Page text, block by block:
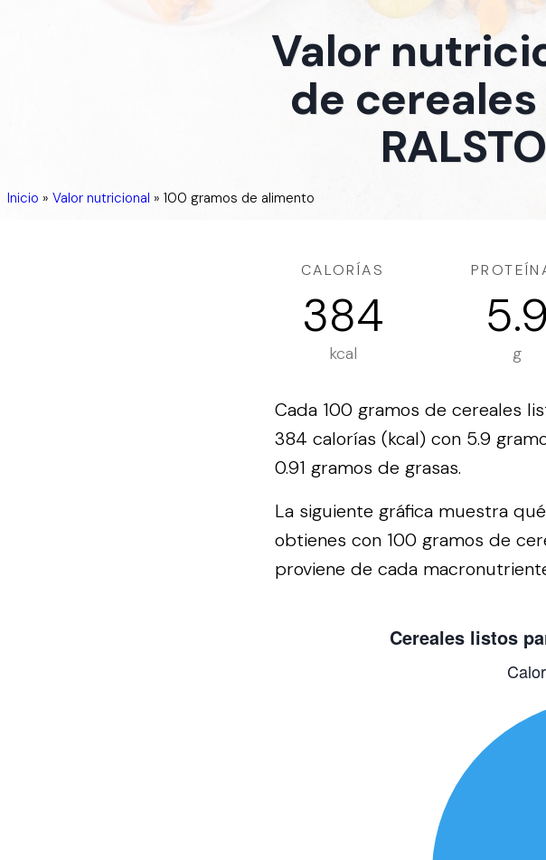
Valor
de
Inicio » Valor nutricional » 100 gramos de alimento
CALORÍAS
384
kcal
5.9
g
Cada 100 gramos de cereales
384 calorías (kcal) con 5.9
0.91 gramos de grasas.
La siguiente gráfica muestra
obtienes con 100 gramos de
proviene de cada